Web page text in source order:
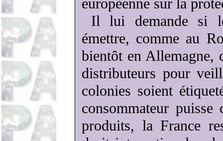
européenne sur la
Il lui demande si
émettre, comme au
bientôt en Allemagne,
distributeurs pour
colonies soient
consommateur
produits, la France